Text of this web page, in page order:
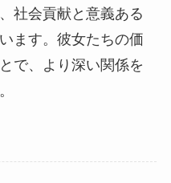
社会貢献と意義ある
ます。彼女たちの価
で、より深い関係を